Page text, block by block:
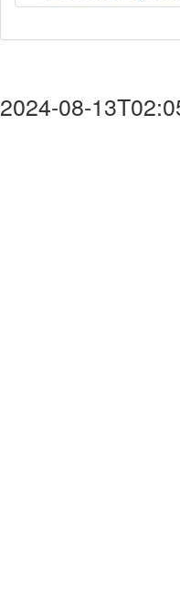
2024-08-